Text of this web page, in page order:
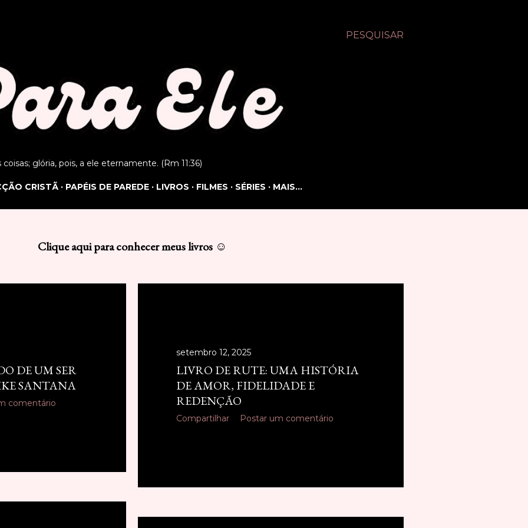
PESQUISAR
coisas; glória, pois, a ele eternamente. (Rm 11:36)
CRISTÃ PAPÉIS DE PAREDE LIVROS FILMES SÉRIES MAIS…
Clique aqui para conhecer meus livros ☺
DE UM SER
SANTANA
comentário
setembro 12, 2025
LIVRO DE RUTE: UMA HISTÓRIA
DE AMOR, FIDELIDADE E
REDENÇÃO
Compartilhar Postar um comentário